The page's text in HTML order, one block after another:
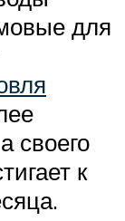
для
своего
к